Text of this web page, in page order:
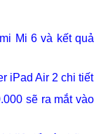
Mi 6 và kết quả
iPad Air 2 chi tiết
sẽ ra mắt vào